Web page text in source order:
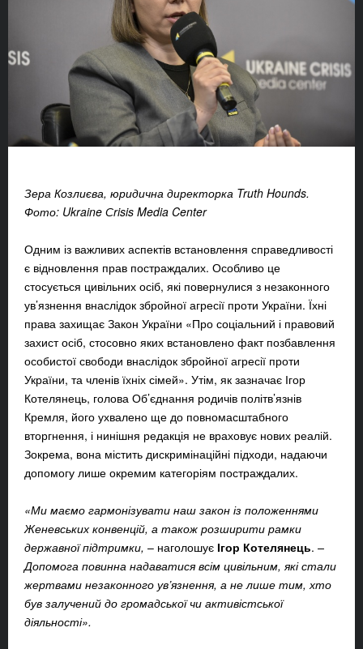
Зера Козлиєва, юридична директорка Truth Hounds.
Фото: Ukraine Сrisis Media Center
Одним із важливих аспектів встановлення справедливості
є відновлення прав постраждалих. Особливо це
стосується цивільних осіб, які повернулися з незаконного
ув’язнення внаслідок збройної агресії проти України. Їхні
права захищає Закон України «Про соціальний і правовий
захист осіб, стосовно яких встановлено факт позбавлення
особистої свободи внаслідок збройної агресії проти
України, та членів їхніх сімей». Утім, як зазначає Ігор
Котелянець, голова Об’єднання родичів політв’язнів
Кремля, його ухвалено ще до повномасштабного
вторгнення, і нинішня редакція не враховує нових реалій.
Зокрема, вона містить дискримінаційні підходи, надаючи
допомогу лише окремим категоріям постраждалих.
«Ми маємо гармонізувати наш закон із положеннями
Женевських конвенцій, а також розширити рамки
державної підтримки, – наголошує Ігор Котелянець. –
Допомога повинна надаватися всім цивільним, які стали
жертвами незаконного ув’язнення, а не лише тим, хто
був залучений до громадської чи активістської
діяльності».